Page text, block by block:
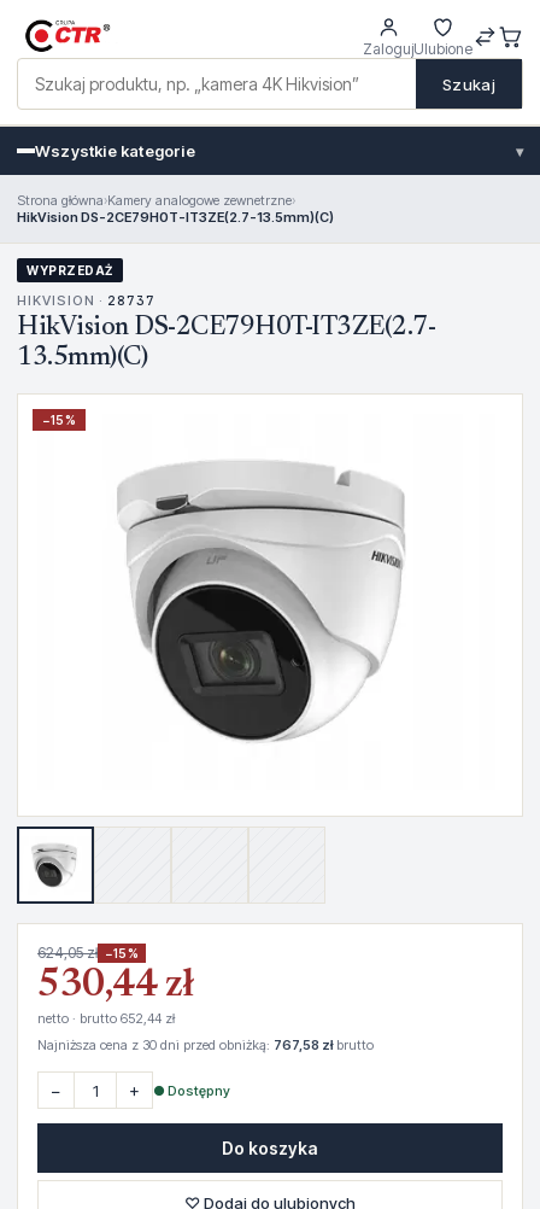
Szukaj
ZalogujUlubione
Wszystkie kategorie ▾
Strona główna›Kamery analogowe zewnetrzne›
HikVision DS-2CE79H0T-IT3ZE(2.7-13.5mm)(C)
WYPRZEDAŻ
HIKVISION · 28737
HikVision DS-2CE79H0T-IT3ZE(2.7-
13.5mm)(C)
−15%
624,05 zł −15%
530,44 zł
netto · brutto 652,44 zł
Najniższa cena z 30 dni przed obniżką: 767,58 złbrutto
− + ● Dostępny
Do koszyka
♡ Dodaj do ulubionych